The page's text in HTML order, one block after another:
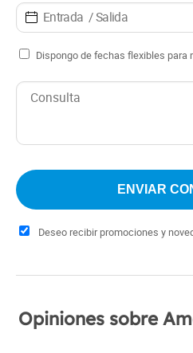
Dispongo de fechas flexibles para
Deseo recibir promociones y
Opiniones sobre